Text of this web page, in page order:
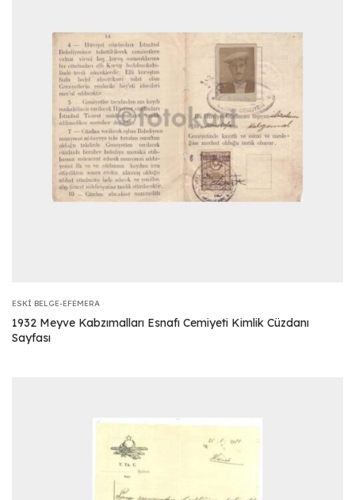
ESKI BELGE-EFEMERA
1932 Meyve Kabzımalları Esnafı Cemiyeti Kimlik Cüzdanı
Sayfası